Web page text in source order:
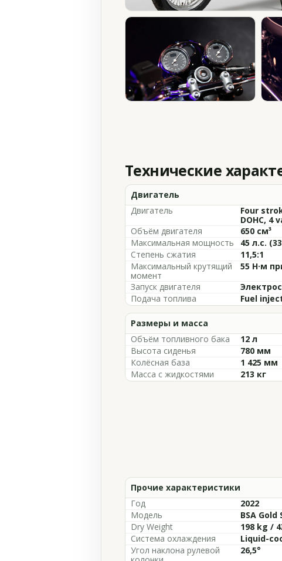
Технические
Двигатель
Двигатель
Four
DOHC, 4
Объём двигателя
650 см³
Максимальная мощность
45 л.с.
Степень сжатия
11,5:1
Максимальный крутящий
момент
55 Н·м
Запуск двигателя
Подача топлива
Fuel
Размеры и масса
Объём топливного бака
12 л
Высота сиденья
780 мм
Колёсная база
1 425 мм
Масса с жидкостями
213 кг
Прочие характеристики
Год
2022
Модель
BSA Gold
Dry Weight
198 kg /
Система охлаждения
Liquid-
Угол наклона рулевой
26,5°